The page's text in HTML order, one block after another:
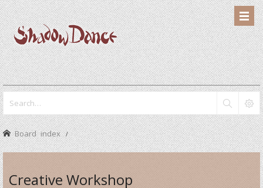
Board index
Creative Workshop